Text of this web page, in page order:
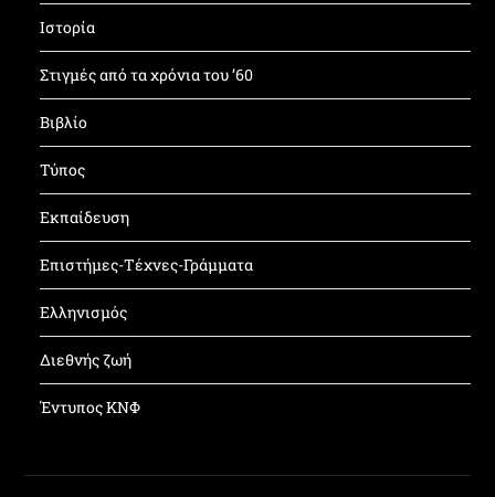
Ιστορία
Στιγμές από τα χρόνια του ’60
Βιβλίο
Τύπος
Εκπαίδευση
Επιστήμες-Τέχνες-Γράμματα
Ελληνισμός
Διεθνής ζωή
Έντυπος ΚΝΦ